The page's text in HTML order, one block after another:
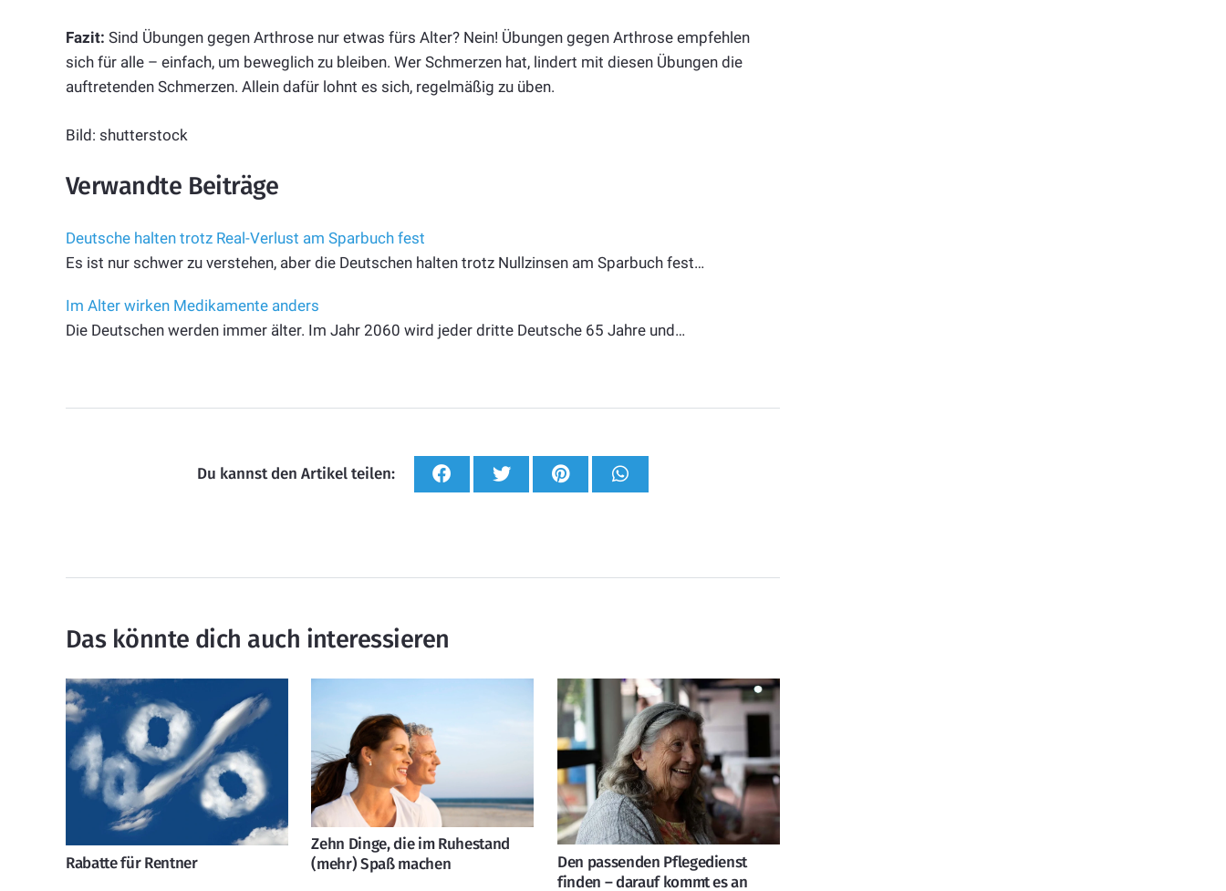
Fazit: Sind Übungen gegen Arthrose nur etwas fürs Alter? Nein! Übungen gegen Arthrose empfehlen
sich für alle – einfach, um beweglich zu bleiben. Wer Schmerzen hat, lindert mit diesen Übungen die
auftretenden Schmerzen. Allein dafür lohnt es sich, regelmäßig zu üben.
Bild: shutterstock
Verwandte Beiträge
Deutsche halten trotz Real-Verlust am Sparbuch fest
Es ist nur schwer zu verstehen, aber die Deutschen halten trotz Nullzinsen am Sparbuch fest…
Im Alter wirken Medikamente anders
Die Deutschen werden immer älter. Im Jahr 2060 wird jeder dritte Deutsche 65 Jahre und…
Du kannst den Artikel teilen:
Das könnte dich auch interessieren
Rabatte für Rentner
Zehn Dinge, die im Ruhestand
(mehr) Spaß machen
Den passenden Pflegedienst
finden – darauf kommt es an